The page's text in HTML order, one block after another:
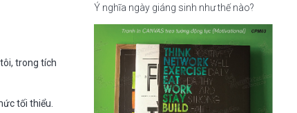
trong tích
tối thiểu.
Ý nghĩa ngày giáng sinh như thế nào?